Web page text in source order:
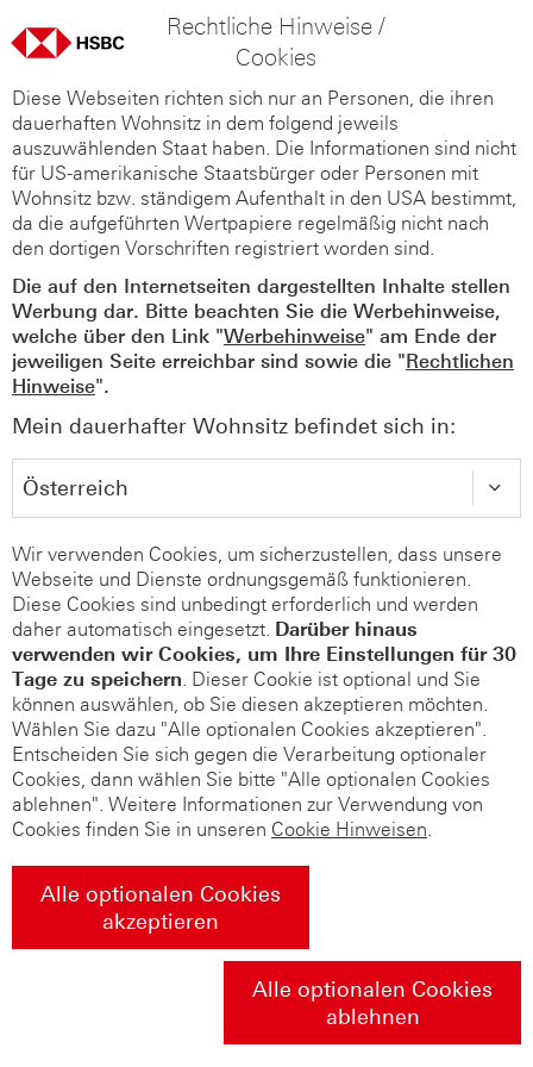
Rechtliche Hinweise /
Cookies
Diese Webseiten richten sich nur an Personen, die ihren
dauerhaften Wohnsitz in dem folgend jeweils
auszuwählenden Staat haben. Die Informationen sind nicht
für US-amerikanische Staatsbürger oder Personen mit
Wohnsitz bzw. ständigem Aufenthalt in den USA bestimmt,
da die aufgeführten Wertpapiere regelmäßig nicht nach
den dortigen Vorschriften registriert worden sind.
Die auf den Internetseiten dargestellten Inhalte stellen
Werbung dar. Bitte beachten Sie die Werbehinweise,
welche über den Link "Werbehinweise" am Ende der
jeweiligen Seite erreichbar sind sowie die "Rechtlichen
Hinweise".
Mein dauerhafter Wohnsitz befindet sich in:
Wir verwenden Cookies, um sicherzustellen, dass unsere
Webseite und Dienste ordnungsgemäß funktionieren.
Diese Cookies sind unbedingt erforderlich und werden
daher automatisch eingesetzt. Darüber hinaus
verwenden wir Cookies, um Ihre Einstellungen für 30
Tage zu speichern. Dieser Cookie ist optional und Sie
können auswählen, ob Sie diesen akzeptieren möchten.
Wählen Sie dazu "Alle optionalen Cookies akzeptieren".
Entscheiden Sie sich gegen die Verarbeitung optionaler
Cookies, dann wählen Sie bitte "Alle optionalen Cookies
ablehnen". Weitere Informationen zur Verwendung von
Cookies finden Sie in unseren Cookie Hinweisen.
Alle optionalen Cookies
akzeptieren
Alle optionalen Cookies
ablehnen